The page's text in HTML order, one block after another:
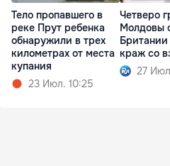
Тело пропавшего в
реке Прут ребенка
обнаружили в трех
километрах от места
купания
23 Июл. 10:25
Четверо
Молдовы
краж со
27